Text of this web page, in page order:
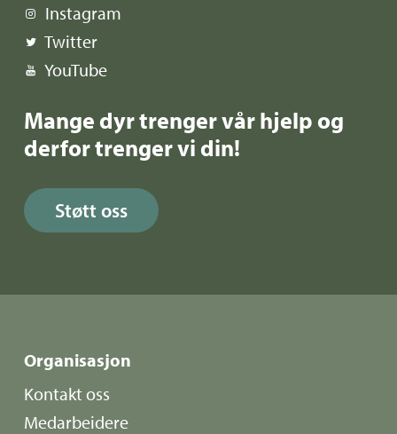
Instagram
Twitter
YouTube
Mange dyr trenger vår hjelp og
derfor trenger vi din!
Støtt oss
Organisasjon
Kontakt oss
Medarbeidere